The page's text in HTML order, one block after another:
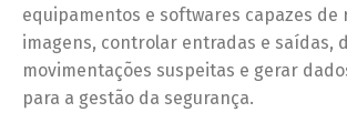
equipamentos e softwares capazes de
imagens, controlar entradas e saídas,
movimentações suspeitas e gerar
para a gestão da segurança.